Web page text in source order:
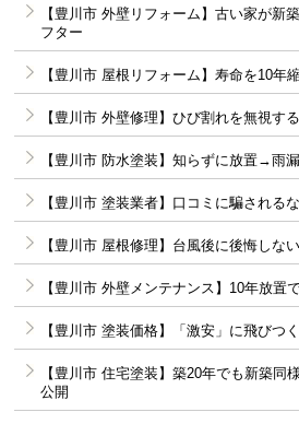
【豊川市 外壁リフォーム】古い家が新
フター
【豊川市 屋根リフォーム】寿命を10年
【豊川市 外壁修理】ひび割れを無視す
【豊川市 防水塗装】知らずに放置→雨
【豊川市 塗装業者】口コミに騙される
【豊川市 屋根修理】台風後に後悔しな
【豊川市 外壁メンテナンス】10年放置
【豊川市 塗装価格】「激安」に飛びつ
【豊川市 住宅塗装】築20年でも新築同
公開